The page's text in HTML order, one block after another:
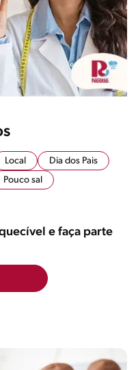
Local
Dia dos Pais
Pouco sal
e faça parte